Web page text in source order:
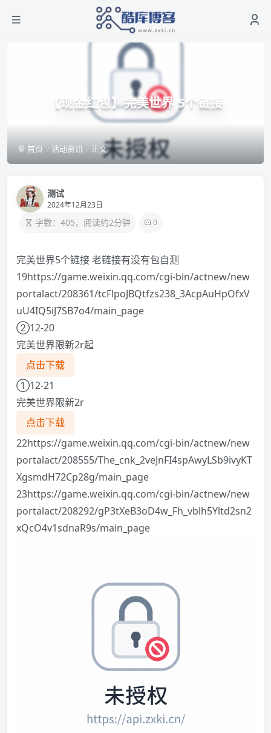
【现金红包】完美世界 5个链接
首页 活动资讯 正文
测试
2024年12月23日
字数：405，阅读约2分钟 0
完美世界5个链接 老链接有没有包自测
19https://game.weixin.qq.com/cgi-bin/actnew/new
portalact/208361/tcFlpoJBQtfzs238_3AcpAuHpOfxV
uU4IQ5iJ7SB7o4/main_page
②12-20
完美世界限新2r起
点击下载
①12-21
完美世界限新2r
点击下载
22https://game.weixin.qq.com/cgi-bin/actnew/new
portalact/208555/The_cnk_2veJnFI4spAwyLSb9ivyKT
XgsmdH72Cp28g/main_page
23https://game.weixin.qq.com/cgi-bin/actnew/new
portalact/208292/gP3tXeB3oD4w_Fh_vblh5Yltd2sn2
xQcO4v1sdnaR9s/main_page